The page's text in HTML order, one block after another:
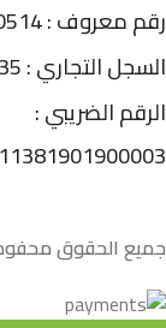
رقم معروف : 250514
السجل التجاري : 1010820435
الرقم الضريبي :
جميع الحقوق